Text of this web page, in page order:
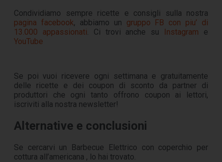
Condividiamo sempre ricette e consigli sulla nostra
pagina facebook, abbiamo un gruppo FB con piu’ di
13.000 appassionati. Ci trovi anche su Instagram e
YouTube
Se poi vuoi ricevere ogni settimana e gratuitamente
delle ricette e dei coupon di sconto da partner di
produttori che ogni tanto offrono coupon ai lettori,
iscriviti alla nostra newsletter!
Alternative e conclusioni
Se cercarvi un Barbecue Elettrico con coperchio per
cottura all’americana , lo hai trovato.